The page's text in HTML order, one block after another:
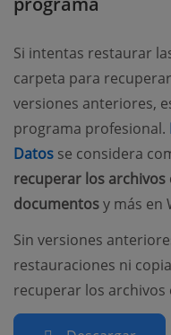
Si intentas restaurar
carpeta para
versiones anteriores,
programa profesional.
Datos (opens new
se considera
recuperar los archivos
documentosy más en
Sin versiones
restauraciones ni
recuperar los